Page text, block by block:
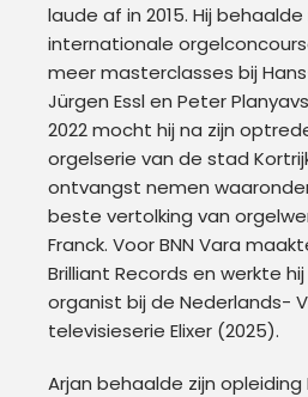
laude af in 2015. Hij
internationale
meer masterclasses bij
Jürgen Essl en Peter
2022 mocht hij na zijn
orgelserie van de stad
ontvangst nemen
beste vertolking van
Franck. Voor BNN Vara
Brilliant Records en werkte
organist bij de Nederlands-
televisieserie Elixer (2025).
Arjan behaalde zijn